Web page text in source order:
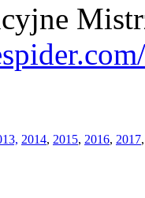
2014, 2015, 2016, 2017